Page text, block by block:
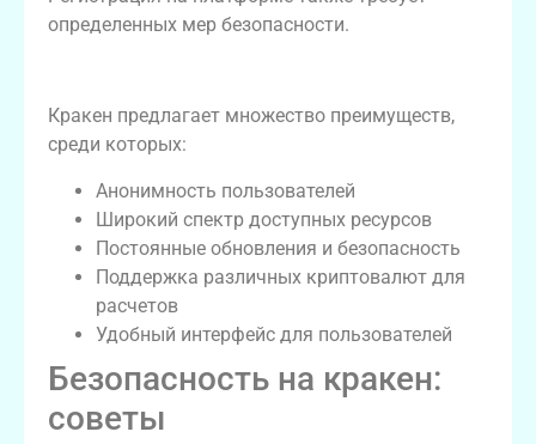
определенных мер безопасности.
Кракен предлагает множество преимуществ,
среди которых:
Анонимность пользователей
Широкий спектр доступных ресурсов
Постоянные обновления и безопасность
Поддержка различных криптовалют для
расчетов
Удобный интерфейс для пользователей
Безопасность на кракен:
советы